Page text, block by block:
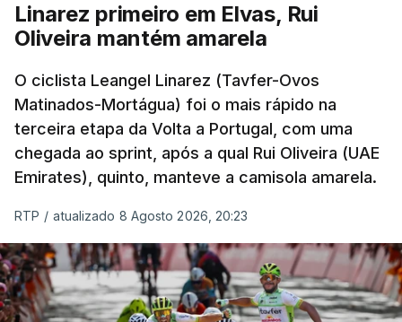
Linarez primeiro em Elvas, Rui
Oliveira mantém amarela
O ciclista Leangel Linarez (Tavfer-Ovos
Matinados-Mortágua) foi o mais rápido na
terceira etapa da Volta a Portugal, com uma
chegada ao sprint, após a qual Rui Oliveira (UAE
Emirates), quinto, manteve a camisola amarela.
RTP / atualizado 8 Agosto 2026, 20:23